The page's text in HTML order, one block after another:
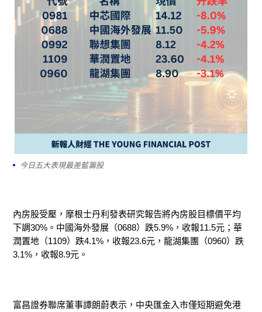
今日五大表現最差藍籌股
內房股受壓，摩根士丹利發表研究報告將內房股目標價平均
下調30% 。中國海外發展（0688）跌5.9% ，收報11.5元；華
潤置地（1109）跌4.1% ，收報23.6元，龍湖集團（0960）跌
3.1% ，收報8.9元。
富昌證券聯席董事譚朗蔚表示，中央匯金入市僅短期避免港